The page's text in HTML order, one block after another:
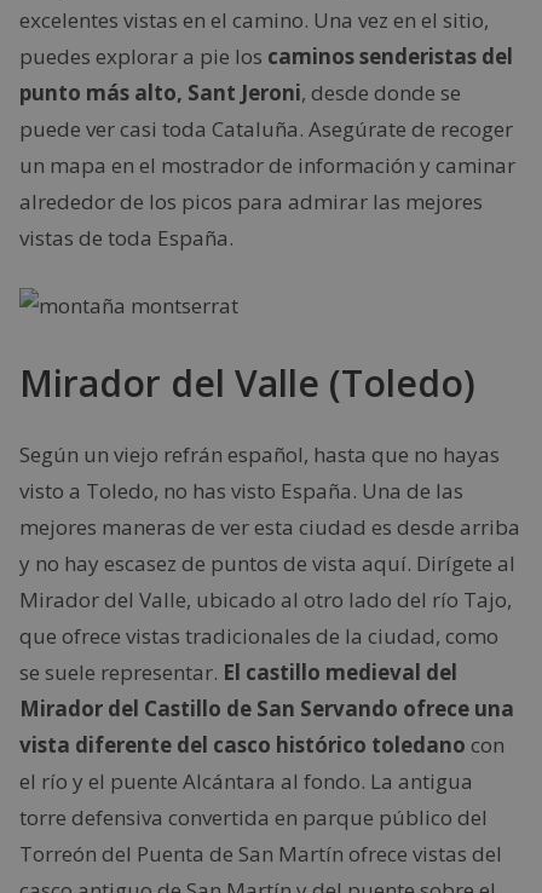
excelentes vistas en el camino. Una vez en el sitio,
puedes explorar a pie los caminos senderistas del
punto más alto, Sant Jeroni, desde donde se
puede ver casi toda Cataluña. Asegúrate de recoger
un mapa en el mostrador de información y caminar
alrededor de los picos para admirar las mejores
vistas de toda España.
Mirador del Valle (Toledo)
Según un viejo refrán español, hasta que no hayas
visto a Toledo, no has visto España. Una de las
mejores maneras de ver esta ciudad es desde arriba
y no hay escasez de puntos de vista aquí. Dirígete al
Mirador del Valle, ubicado al otro lado del río Tajo,
que ofrece vistas tradicionales de la ciudad, como
se suele representar. El castillo medieval del
Mirador del Castillo de San Servando ofrece una
vista diferente del casco histórico toledano con
el río y el puente Alcántara al fondo. La antigua
torre defensiva convertida en parque público del
Torreón del Puenta de San Martín ofrece vistas del